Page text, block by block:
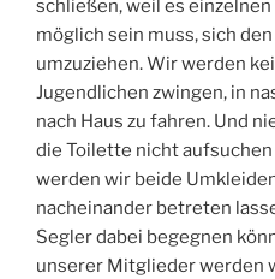
schließen, weil es
möglich sein muss, sich
umzuziehen. Wir werden
Jugendlichen zwingen, in
nach Haus zu fahren. Und
die Toilette nicht
werden wir beide
nacheinander betreten
Segler dabei begegnen
unserer Mitglieder werden